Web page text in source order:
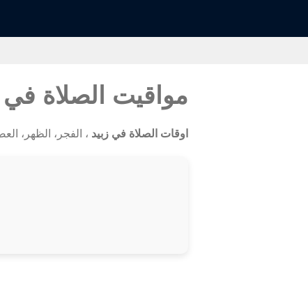
مواقيت الصلاة في
اوقات الصلاة في زبيد ، الفجر، الظهر،